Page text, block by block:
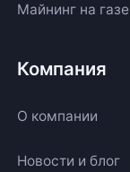
Майнинг на газе
Компания
О компании
Новости и блог